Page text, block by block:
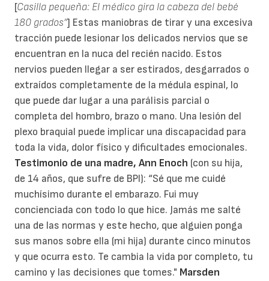
[Casilla pequeña: El médico gira la cabeza del bebé
180 grados”] Estas maniobras de tirar y una excesiva
tracción puede lesionar los delicados nervios que se
encuentran en la nuca del recién nacido. Estos
nervios pueden llegar a ser estirados, desgarrados o
extraídos completamente de la médula espinal, lo
que puede dar lugar a una parálisis parcial o
completa del hombro, brazo o mano. Una lesión del
plexo braquial puede implicar una discapacidad para
toda la vida, dolor físico y dificultades emocionales.
Testimonio de una madre, Ann Enoch (con su hija,
de 14 años, que sufre de BPI): “Sé que me cuidé
muchísimo durante el embarazo. Fui muy
concienciada con todo lo que hice. Jamás me salté
una de las normas y este hecho, que alguien ponga
sus manos sobre ella (mi hija) durante cinco minutos
y que ocurra esto. Te cambia la vida por completo, tu
camino y las decisiones que tomes." Marsden